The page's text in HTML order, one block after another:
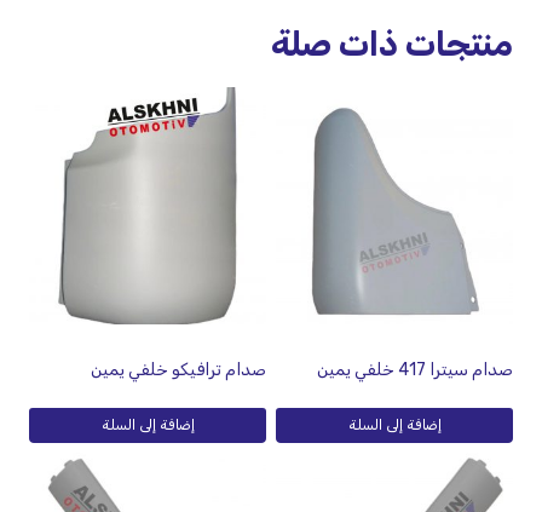
منتجات ذات صلة
صدام سيترا 417 خلفي يمين
إضافة إلى السلة
صدام ترافيكو خلفي يمين
إضافة إلى السلة